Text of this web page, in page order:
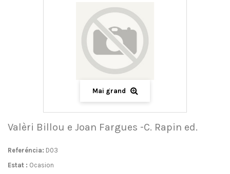
Mai grand
Valèri Billou e Joan Fargues -C. Rapin ed.
Referéncia: D03
Estat : Ocasion